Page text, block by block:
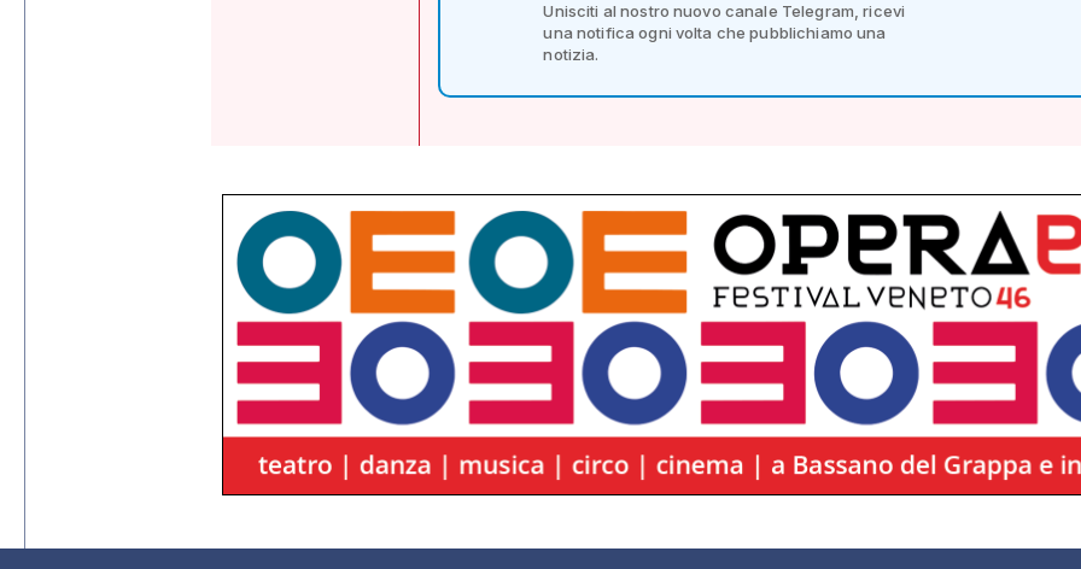
Unisciti al nostro nuovo canale Telegram, ricevi
una notifica ogni volta che pubblichiamo una
notizia.